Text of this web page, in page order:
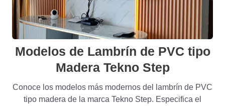
Modelos de Lambrín de PVC tipo
Madera Tekno Step
Conoce los modelos más modernos del lambrín de PVC
tipo madera de la marca Tekno Step. Especifica el